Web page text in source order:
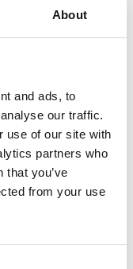
About
and ads, to
our traffic.
use of our site with
partners who
that you’ve
from your use
Gula